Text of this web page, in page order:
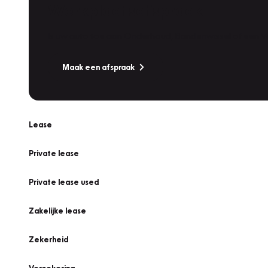
Maak een afspraak
Lease
Private lease
Private lease used
Zakelijke lease
Zekerheid